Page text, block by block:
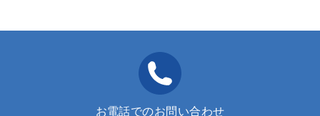
お電話でのお問い合わせ